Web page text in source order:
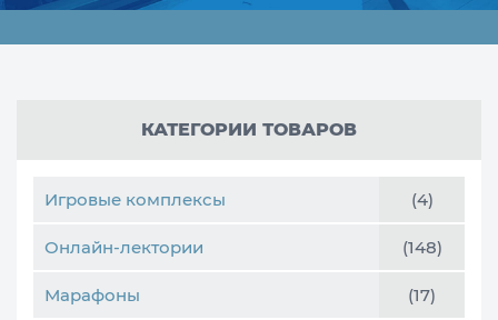
КАТЕГОРИИ ТОВАРОВ
Игровые комплексы (4)
Онлайн-лектории (148)
Марафоны (17)